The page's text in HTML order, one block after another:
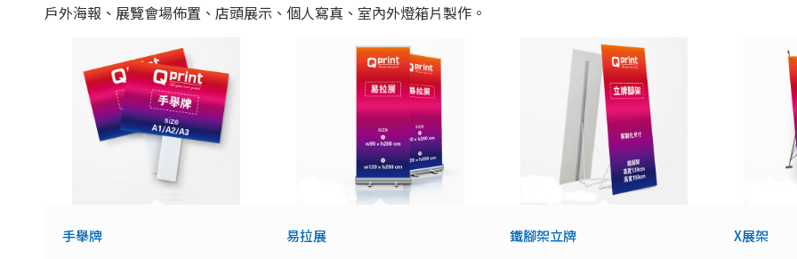
戶外海報、展覽會場佈置、店頭展示、個人寫真、室內外燈箱片製作。
手舉牌 易拉展 鐵腳架立牌 X展架